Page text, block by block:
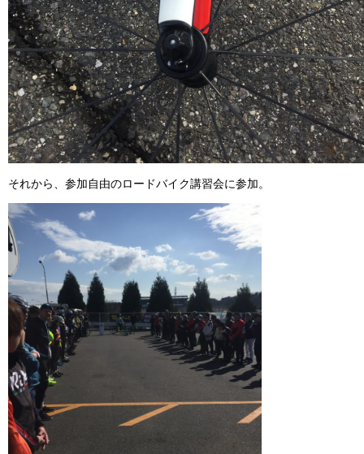
それから、参加自由のロードバイク講習会に参加。